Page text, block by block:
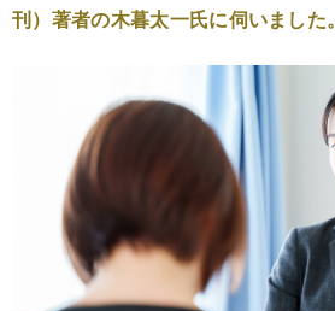
刊）著者の木暮太一氏に伺いました。